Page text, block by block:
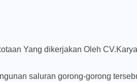
Yang dikerjakan Oleh
saluran gorong-gorong